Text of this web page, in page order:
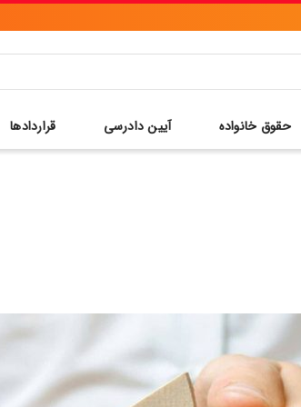
حقوق خانواده آیین دادرسی قراردادها